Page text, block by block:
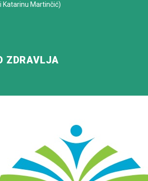
Katarinu Martinčić)
ZDRAVLJA